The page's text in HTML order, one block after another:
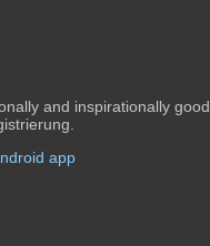
and inspirationally good